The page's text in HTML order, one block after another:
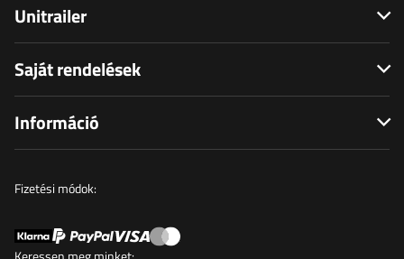
Unitrailer
Saját rendelések
Információ
Fizetési módok: